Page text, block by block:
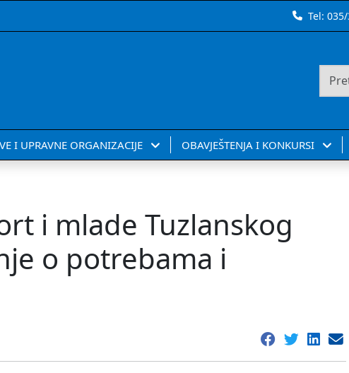
Tel:
I UPRAVNE ORGANIZACIJE OBAVJEŠTENJA I KONKURSI
i mlade Tuzlanskog
o potrebama i